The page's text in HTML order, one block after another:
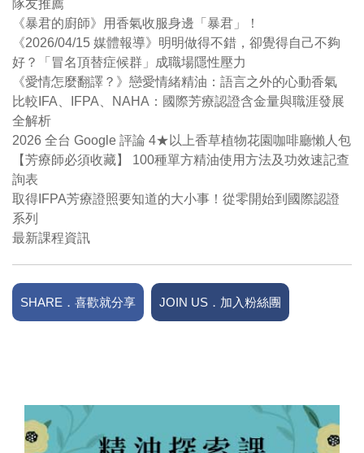
隊友推薦
《暴君的廚師》用香氣收服身邊「暴君」！
《2026/04/15 媒體報導》明明做得不錯，卻覺得自己不夠
好？「冒名頂替症候群」成職場隱性壓力
《愛情怎麼翻譯？》戀愛情緒精油：語言之外的心動香氣
比較IFA、IFPA、NAHA：國際芳療認證含金量與職涯發展
全解析
2026 全台 Google 評論 4★以上香草植物花園咖啡廳懶人包
【芳療師必須收藏】 100種單方精油使用方法及功效速記查
詢表
取得IFPA芳療證照要知道的大小事！從零開始到國際認證
系列
最新課程資訊
SHARE．喜歡就分享 JOIN US．加入粉絲團